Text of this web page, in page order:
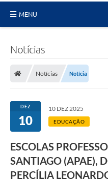
MENU
Lei Aldir Blanc 2026
Araújos
Secretarias
Conselhos
Notícias
Notícias Notícia
DEZ
10
10 DEZ 2025
EDUCAÇÃO
ESCOLAS
SANTIAGO (APAE),
PERCÍLIA